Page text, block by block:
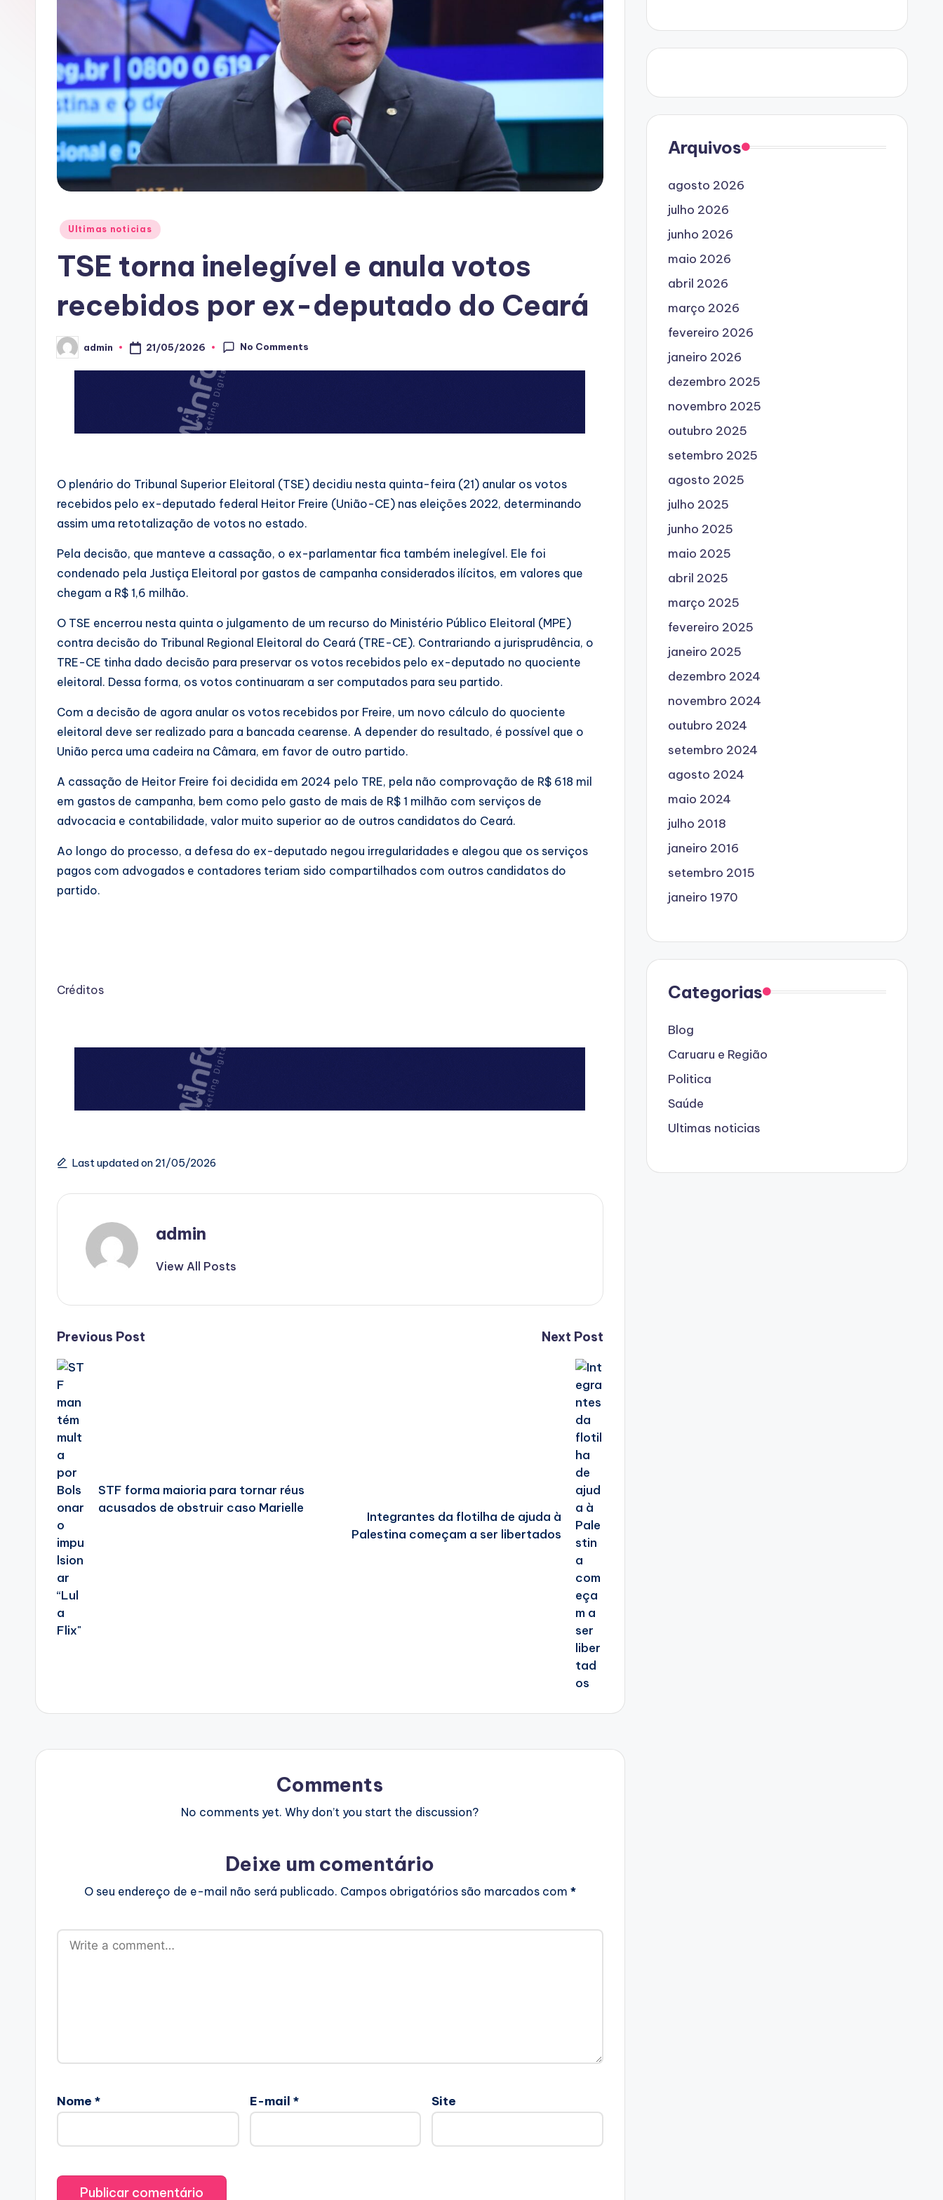
C
Posted
Ultimas noticias
TSE torna inelegível e anula votos
recebidos por ex-deputado do Ceará
Posted
by
admin 21/05/2026 No Comments
O plenário do Tribunal Superior Eleitoral (TSE) decidiu nesta quinta-feira (21) anular os votos
recebidos pelo ex-deputado federal Heitor Freire (União-CE) nas eleições 2022, determinando
assim uma retotalização de votos no estado.
Pela decisão, que manteve a cassação, o ex-parlamentar fica também inelegível. Ele foi
condenado pela Justiça Eleitoral por gastos de campanha considerados ilícitos, em valores que
chegam a R$ 1,6 milhão.
O TSE encerrou nesta quinta o julgamento de um recurso do Ministério Público Eleitoral (MPE)
contra decisão do Tribunal Regional Eleitoral do Ceará (TRE-CE). Contrariando a jurisprudência, o
TRE-CE tinha dado decisão para preservar os votos recebidos pelo ex-deputado no quociente
eleitoral. Dessa forma, os votos continuaram a ser computados para seu partido.
Com a decisão de agora anular os votos recebidos por Freire, um novo cálculo do quociente
eleitoral deve ser realizado para a bancada cearense. A depender do resultado, é possível que o
União perca uma cadeira na Câmara, em favor de outro partido.
A cassação de Heitor Freire foi decidida em 2024 pelo TRE, pela não comprovação de R$ 618 mil
em gastos de campanha, bem como pelo gasto de mais de R$ 1 milhão com serviços de
advocacia e contabilidade, valor muito superior ao de outros candidatos do Ceará.
Ao longo do processo, a defesa do ex-deputado negou irregularidades e alegou que os serviços
pagos com advogados e contadores teriam sido compartilhados com outros candidatos do
partido.
Créditos
Last updated on 21/05/2026
admin
View All Posts
Post
navigation
Previous Post
STF forma maioria para tornar réus
acusados de obstruir caso Marielle
Next Post
Integrantes da flotilha de ajuda à
Palestina começam a ser libertados
Comments
No comments yet. Why don’t you start the discussion?
Deixe um comentário
O seu endereço de e-mail não será publicado. Campos obrigatórios são marcados com *
Nome * E-mail * Site
Arquivos
agosto 2026
julho 2026
junho 2026
maio 2026
abril 2026
março 2026
fevereiro 2026
janeiro 2026
dezembro 2025
novembro 2025
outubro 2025
setembro 2025
agosto 2025
julho 2025
junho 2025
maio 2025
abril 2025
março 2025
fevereiro 2025
janeiro 2025
dezembro 2024
novembro 2024
outubro 2024
setembro 2024
agosto 2024
maio 2024
julho 2018
janeiro 2016
setembro 2015
janeiro 1970
Categorias
Blog
Caruaru e Região
Politica
Saúde
Ultimas noticias